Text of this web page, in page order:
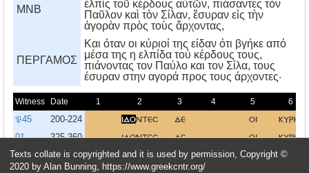
MNB
ἐλπὶς τοῦ κέρδους αὑτῶν, πιάσαντες τὸν
Παῦλον καὶ τὸν Σίλαν, ἔσυραν εἰς τὴν
ἀγορὰν πρὸς τοὺς ἄρχοντας,
ΠΕΡΓΑΜΟΣ
Kαι όταν οι κύριοί της είδαν ότι βγήκε από
μέσα της η ελπίδα τού κέρδους τους,
πιάνοντας τον Παύλο και τον Σίλα, τους
έσυραν στην αγορά προς τους άρχοντες·
Witness Date 1 2 3 4 5 6
𝔓45 200-224 ιδοντεσ δε οι κυριοι
01 325-360 ιδοντεσ δε οι κυριοι
03 325-349 και ιδοντεσ οι κυριοι
Texts collate is copyrighted and it is used by permission, Copyright ©
2020 by Alan Bunning, https://www.greekcntr.org/